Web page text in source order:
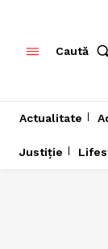
Caută
Actualitate
Justiție